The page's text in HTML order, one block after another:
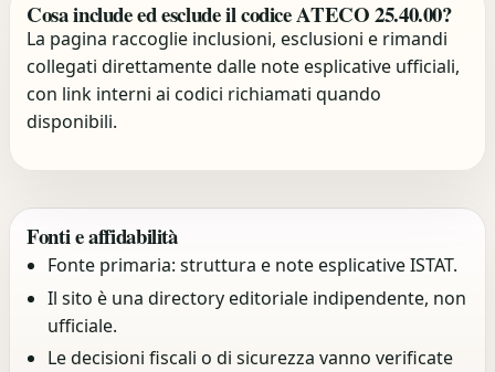
Cosa include ed esclude il codice ATECO 25.40.00?
La pagina raccoglie inclusioni, esclusioni e rimandi
collegati direttamente dalle note esplicative ufficiali,
con link interni ai codici richiamati quando
disponibili.
Fonti e affidabilità
Fonte primaria: struttura e note esplicative ISTAT.
Il sito è una directory editoriale indipendente, non
ufficiale.
Le decisioni fiscali o di sicurezza vanno verificate